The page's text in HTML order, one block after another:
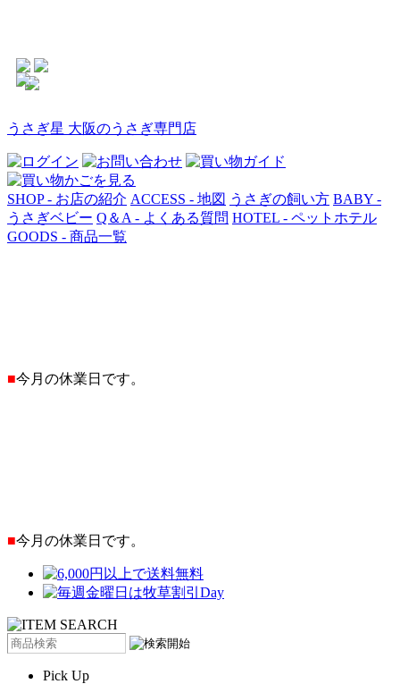
うさぎ星 大阪のうさぎ専門店
SHOP - お店の紹介 ACCESS - 地図 うさぎの飼い方 BABY -
うさぎベビー Q＆A - よくある質問 HOTEL - ペットホテル
GOODS - 商品一覧
■今月の休業日です。
■今月の休業日です。
Pick Up